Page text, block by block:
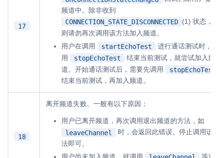
17
频道中。除非收到
CONNECTION_STATE_DISCONNECTED (1) 状态，
则请勿再次调用该方法加入频道。
用户在调用
startEchoTest
进行通话测试时，
用
stopEchoTest
结束当前测试，就尝试加入频
道。开始通话测试后，需要先调用
stopEchoTest
结束当前测试，再加入频道。
18
离开频道失败。一般有以下原因：
用户已离开频道，再次调用退出频道的方法，如
leaveChannel
时，会返回此错误。停止调用该
法即可。